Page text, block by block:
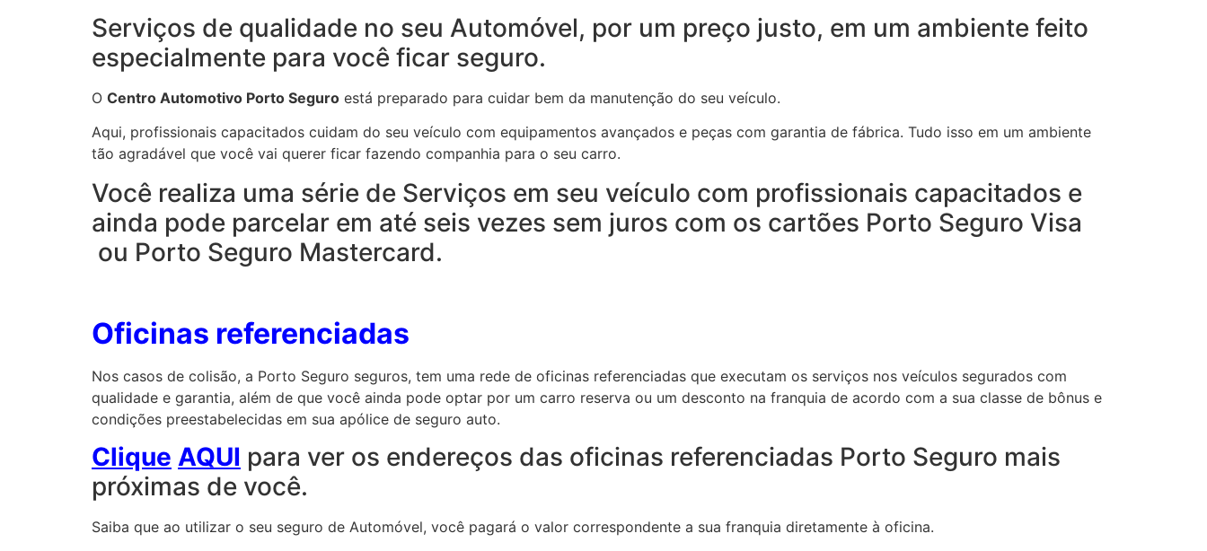
Serviços de qualidade no seu Automóvel, por um preço justo, em um ambiente feito
especialmente para você ficar seguro.
O Centro Automotivo Porto Seguro está preparado para cuidar bem da manutenção do seu veículo.
Aqui, profissionais capacitados cuidam do seu veículo com equipamentos avançados e peças com garantia de fábrica. Tudo isso em um ambiente
tão agradável que você vai querer ficar fazendo companhia para o seu carro.
Você realiza uma série de Serviços em seu veículo com profissionais capacitados e
ainda pode parcelar em até seis vezes sem juros com os cartões Porto Seguro Visa
ou Porto Seguro Mastercard.
Oficinas referenciadas
Nos casos de colisão, a Porto Seguro seguros, tem uma rede de oficinas referenciadas que executam os serviços nos veículos segurados com
qualidade e garantia, além de que você ainda pode optar por um carro reserva ou um desconto na franquia de acordo com a sua classe de bônus e
condições preestabelecidas em sua apólice de seguro auto.
Clique AQUI para ver os endereços das oficinas referenciadas Porto Seguro mais
próximas de você.
Saiba que ao utilizar o seu seguro de Automóvel, você pagará o valor correspondente a sua franquia diretamente à oficina.